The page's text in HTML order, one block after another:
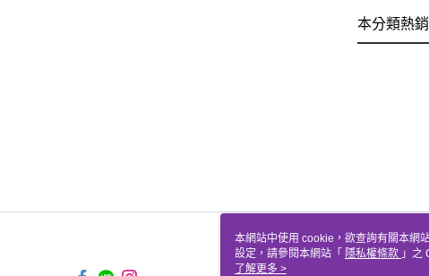
本分類熱銷
本網站中使用 cookie，欲查詢有關本網
設定，請參閱本網站「 隱私權條款 」之
使用 cookie。
了解更多 >